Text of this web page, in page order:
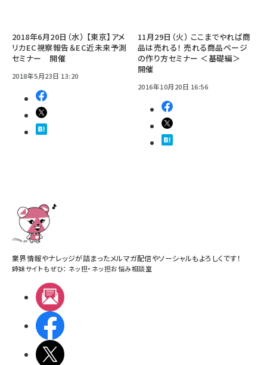
2018年6月20日（水） 【東京】アメ
リカEC視察報告＆EC近未来予測
セミナー 開催
2018年5月23日 13:20
11月29日（火） ここまでやれば商
品は売れる！ 売れる商品ページ
の作り方セミナー ＜基礎編＞
開催
2016年10月20日 16:56
業界情報やナレッジが詰まったメルマガ配信やソーシャルもよろしくです！
姉妹サイトもぜひ： ネッ担・ ネッ担お悩み相談室